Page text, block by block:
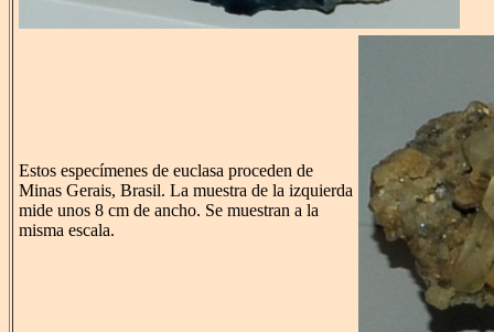
Estos especímenes de euclasa proceden de
Minas Gerais, Brasil. La muestra de la izquierda
mide unos 8 cm de ancho. Se muestran a la
misma escala.